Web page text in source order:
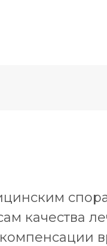
качества